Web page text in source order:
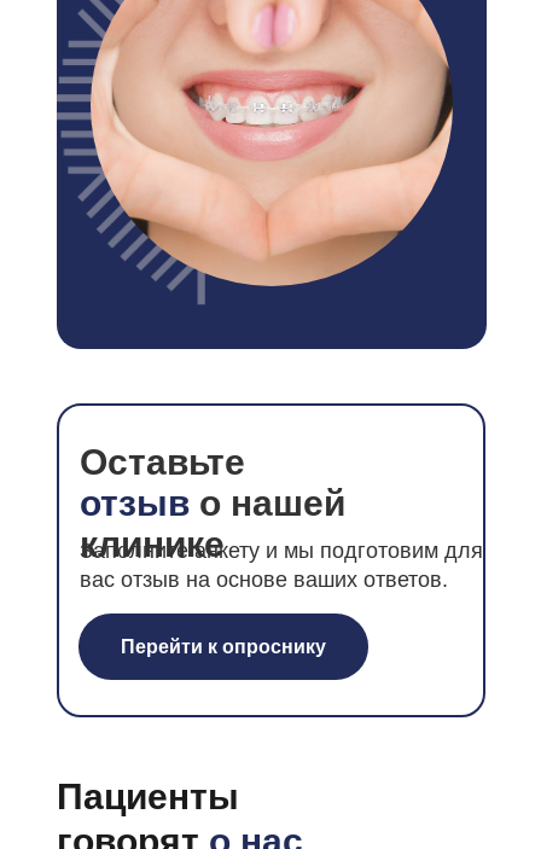
Заполните анкету и мы подготовим для
вас отзыв на основе ваших ответов.
Оставьте
отзыво нашей
клинике
Перейти к опроснику
Пациенты